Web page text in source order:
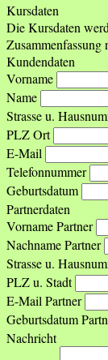
Kursdaten
Die Kursdaten
Zusammenfassung
Kundendaten
Vorname
Name
Strasse u.
PLZ Ort
E-Mail
Telefonnummer
Geburtsdatum
Partnerdaten
Vorname Partner
Nachname Partner
Strasse u.
PLZ u. Stadt
E-Mail Partner
Geburtsdatum
Nachricht